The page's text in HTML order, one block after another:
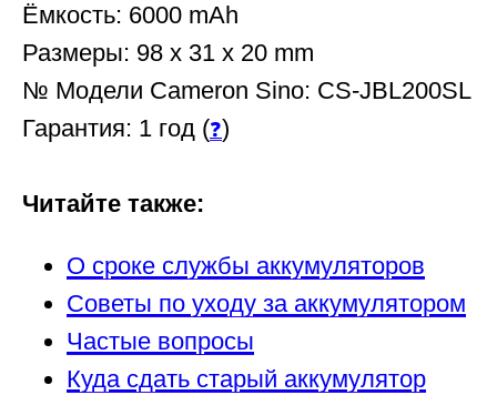
Ëмкость: 6000 mAh
Размеры: 98 x 31 x 20 mm
№ Модели Cameron Sino: CS-JBL200SL
Гарантия: 1 год (❓)
Читайте также:
О сроке службы аккумуляторов
Советы по уходу за аккумулятором
Частые вопросы
Куда сдать старый аккумулятор